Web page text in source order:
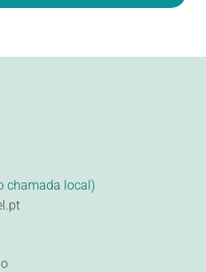
chamada local)